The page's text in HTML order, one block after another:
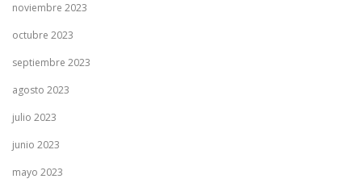
noviembre 2023
octubre 2023
septiembre 2023
agosto 2023
julio 2023
junio 2023
mayo 2023